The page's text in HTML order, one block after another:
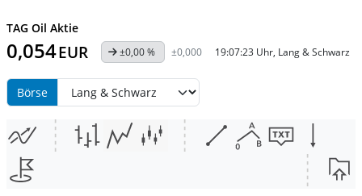
TAG Oil Aktie
0,054EUR ±0,00 % ±0,000 19:07:23 Uhr, Lang & Schwarz
Börse